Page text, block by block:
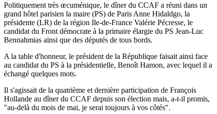
Politiquement très œcuménique, le dîner du CCAF a réuni dans un
grand hôtel parisien la maire (PS) de Paris Anne Hidaldgo, la
présidente (LR) de la région Ile-de-France Valérie Pécresse, le
candidat du Front démocrate à la primaire élargie du PS Jean-Luc
Bennahmias ainsi que des députés de tous bords.
A la table d'honneur, le président de la République faisait ainsi face
au candidat du PS à la présidentielle, Benoît Hamon, avec lequel il a
échangé quelques mots.
Il s'agissait de la quatrième et dernière participation de François
Hollande au dîner du CCAF depuis son élection mais, a-t-il promis,
"au-delà du mois de mai, je serai toujours à vos côtés".